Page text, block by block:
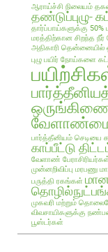
ஆராய்ச்சி நிலையம்
தண்டுப்புழு-
தார்ப்பாய்களுக்கு
மரத்திற்கான சிறந்த
அதிகாரி தென்னையில்
புழு பயிர் நோய்களை
பார்த்தீனியம் செடியை
காப்பீட்டு
வேளாண்
முன்னறிவிப்பு மரபணு
பருத்தி ரகங்கள்
முகவரி மற்றும்
விவசாயிகளுக்கு
பூஸ்டர்கள்